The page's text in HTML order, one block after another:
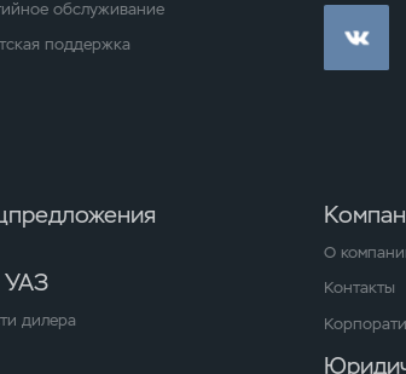
обслуживание
поддержка
дилера
О
Контакты